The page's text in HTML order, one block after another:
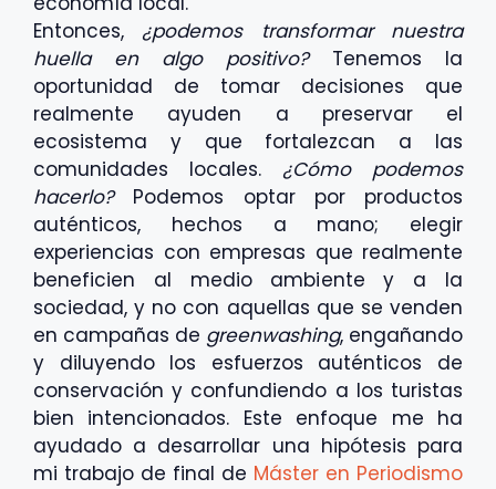
Entonces, ¿podemos transformar nuestra
huella en algo positivo?Tenemos la
oportunidad de tomar decisiones que
realmente ayuden a preservar el
ecosistema y que fortalezcan a las
comunidades locales. ¿Cómo podemos
hacerlo?Podemos optar por productos
auténticos, hechos a mano; elegir
experiencias con empresas que realmente
beneficien al medio ambiente y a la
sociedad, y no con aquellas que se venden
en campañas de greenwashing, engañando
y diluyendo los esfuerzos auténticos de
conservación y confundiendo a los turistas
bien intencionados. Este enfoque me ha
ayudado a desarrollar una hipótesis para
mi trabajo de final de Máster en Periodismo